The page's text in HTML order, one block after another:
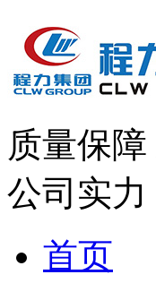
质量保障
公司实力
首页